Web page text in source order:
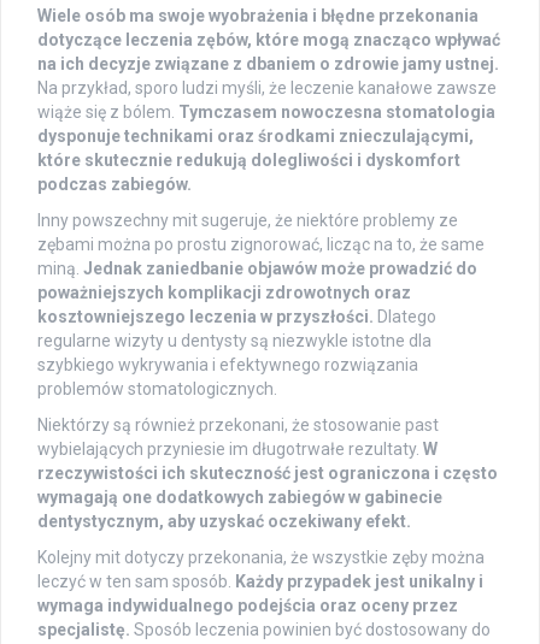
Wiele osób ma swoje wyobrażenia i błędne przekonania
dotyczące leczenia zębów, które mogą znacząco wpływać
na ich decyzje związane z dbaniem o zdrowie jamy ustnej.
Na przykład, sporo ludzi myśli, że leczenie kanałowe zawsze
wiąże się z bólem. Tymczasem nowoczesna stomatologia
dysponuje technikami oraz środkami znieczulającymi,
które skutecznie redukują dolegliwości i dyskomfort
podczas zabiegów.
Inny powszechny mit sugeruje, że niektóre problemy ze
zębami można po prostu zignorować, licząc na to, że same
miną. Jednak zaniedbanie objawów może prowadzić do
poważniejszych komplikacji zdrowotnych oraz
kosztowniejszego leczenia w przyszłości. Dlatego
regularne wizyty u dentysty są niezwykle istotne dla
szybkiego wykrywania i efektywnego rozwiązania
problemów stomatologicznych.
Niektórzy są również przekonani, że stosowanie past
wybielających przyniesie im długotrwałe rezultaty. W
rzeczywistości ich skuteczność jest ograniczona i często
wymagają one dodatkowych zabiegów w gabinecie
dentystycznym, aby uzyskać oczekiwany efekt.
Kolejny mit dotyczy przekonania, że wszystkie zęby można
leczyć w ten sam sposób.
Każdy przypadek jest unikalny i
wymaga indywidualnego podejścia oraz oceny przez
specjalistę. Sposób leczenia powinien być dostosowany do